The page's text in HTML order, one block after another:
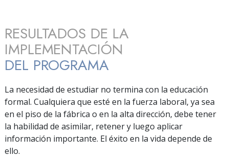
RESULTADOS DE LA
IMPLEMENTACIÓN
DEL PROGRAMA
La necesidad de estudiar no termina con la educación
formal. Cualquiera que esté en la fuerza laboral, ya sea
en el piso de la fábrica o en la alta dirección, debe tener
la habilidad de asimilar, retener y luego aplicar
información importante. El éxito en la vida depende de
ello.